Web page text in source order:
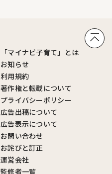
「マイナビ子育て」とは
お知らせ
利用規約
著作権と転載について
プライバシーポリシー
広告出稿について
広告表示について
お問い合わせ
お詫びと訂正
運営会社
監修者一覧